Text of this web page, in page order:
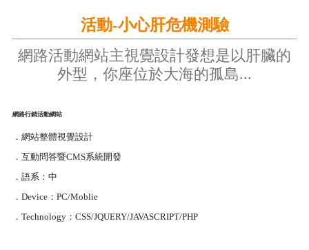
活動-小心肝危機測驗
網路活動網站主視覺設計發想是以肝臟的
外型，你座位於大海的孤島...
網路行銷活動網站
．網站整體視覺設計
．互動問答暨CMS系統開發
．語系：中
．Device：PC/Moblie
．Technology：CSS/JQUERY/JAVASCRIPT/PHP